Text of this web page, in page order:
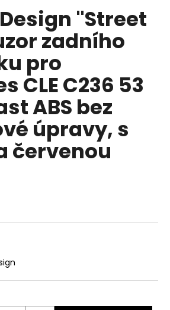
"Street
zadního
pro
CLE C236 53
ABS bez
úpravy, s
červenou